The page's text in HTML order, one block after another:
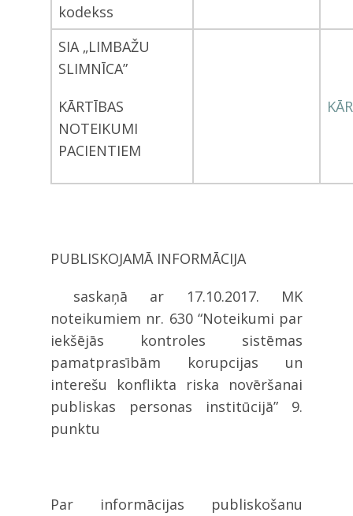
kodekss
SIA „LIMBAŽU
SLIMNĪCA”
KĀRTĪBAS
NOTEIKUMI
PACIENTIEM
PUBLISKOJAMĀ INFORMĀCIJA
saskaņā ar 17.10.2017. MK
noteikumiem nr. 630 “Noteikumi par
iekšējās kontroles sistēmas
pamatprasībām korupcijas un
interešu konflikta riska novēršanai
publiskas personas institūcijā” 9.
punktu
Par informācijas publiskošanu